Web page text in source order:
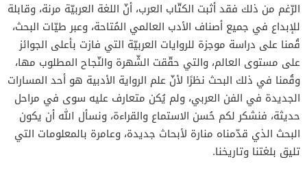
الرّغم من ذلك فقد أثبت الكتّاب العرب، أنّ اللغة العربيّة مرنة، وقابلة
للإبداع في جميع أصناف الأدب العالمي المُتاحة، وعبر طيّات البحث،
قُمنا على دراسة موجزة للروايات العربيّة التي فازت بأعلى الجوائز
على مستوى العالم، والتي حقّقت الشّهرة والنّجاح المطلوب مها،
وقُمنا في ذلك البحث نظرًا لأنّ علم الرواية الأدبية هو أحد المسارات
الجديدة في الفن العربي، ولم يُكن متعارف عليه سوى في مراحل
حديثة، فنشكر لكم حُسن الاستماع والقراءة، ونسأل الله أن يكون
البحث الذي قدّمناه منارة لأبحاث جديدة، وعامرة بالمعلومات التي
تليق بلغتنا وتاريخنا.